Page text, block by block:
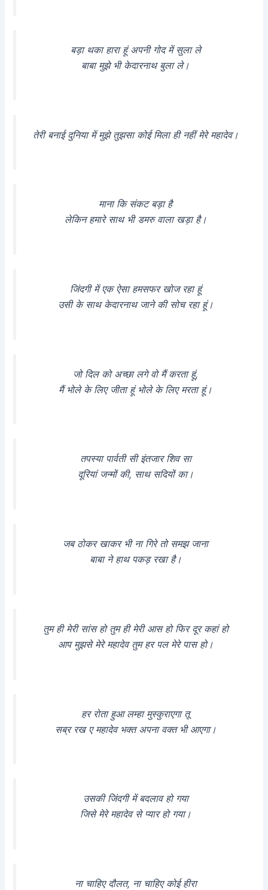
बड़ा थका हारा हूं अपनी गोद में सुला ले
बाबा मुझे भी केदारनाथ बुला ले।
तेरी बनाई दुनिया में मुझे तुझसा कोई मिला ही नहीं मेरे महादेव।
माना कि संकट बड़ा है
लेकिन हमारे साथ भी डमरु वाला खड़ा है।
जिंदगी में एक ऐसा हमसफर खोज रहा हूं
उसी के साथ केदारनाथ जाने की सोच रहा हूं।
जो दिल को अच्छा लगे वो मैं करता हूं,
मैं भोले के लिए जीता हूं भोले के लिए मरता हूं।
तपस्या पार्वती सी इंतजार शिव सा
दूरियां जन्मों की, साथ सदियों का।
जब ठोकर खाकर भी ना गिरे तो समझ जाना
बाबा ने हाथ पकड़ रखा है।
तुम ही मेरी सांस हो तुम ही मेरी आस हो फिर दूर कहां हो
आप मुझसे मेरे महादेव तुम हर पल मेरे पास हो।
हर रोता हुआ लम्हा मुस्कुराएगा तू
सब्र रख ए महादेव भक्त अपना वक्त भी आएगा।
उसकी जिंदगी में बदलाव हो गया
जिसे मेरे महादेव से प्यार हो गया।
ना चाहिए दौलत, ना चाहिए कोई हीरा